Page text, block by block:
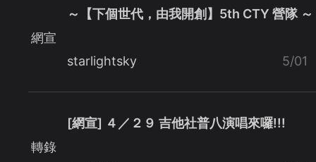
網宣
～【下個世代，由我開創】5th CTY 營隊 ～
starlightsky 5/01
轉錄
[網宣] ４／２９ 吉他社普八演唱來囉!!!